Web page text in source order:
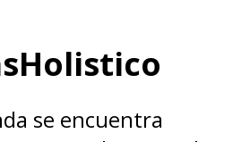
se encuentra